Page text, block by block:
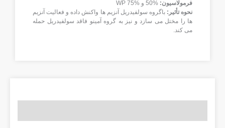
فرمولاسیون: %50 و %75 WP
نحوه تأثیر: باگروه سولفیدریل آنزیم ها واکنش داده و فعالیت آنزیم
ها را مختل می سازد و نیز به گروه آمینو فاقد سولفیدریل حمله
می کند.